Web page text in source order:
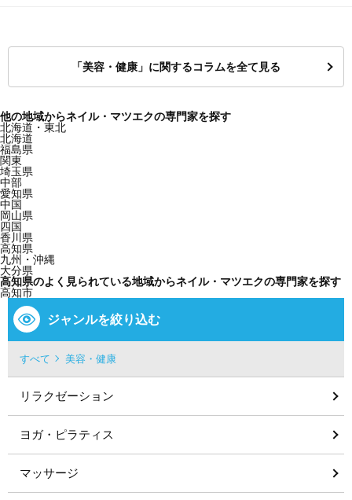
「美容・健康」に関するコラムを全て見る
他の地域からネイル・マツエクの専門家を探す
北海道・東北
北海道
福島県
関東
埼玉県
中部
愛知県
中国
岡山県
四国
香川県
高知県
九州・沖縄
大分県
高知県のよく見られている地域からネイル・マツエクの専門家を探す
高知市
ジャンルを絞り込む
すべて 美容・健康
リラクゼーション
ヨガ・ピラティス
マッサージ